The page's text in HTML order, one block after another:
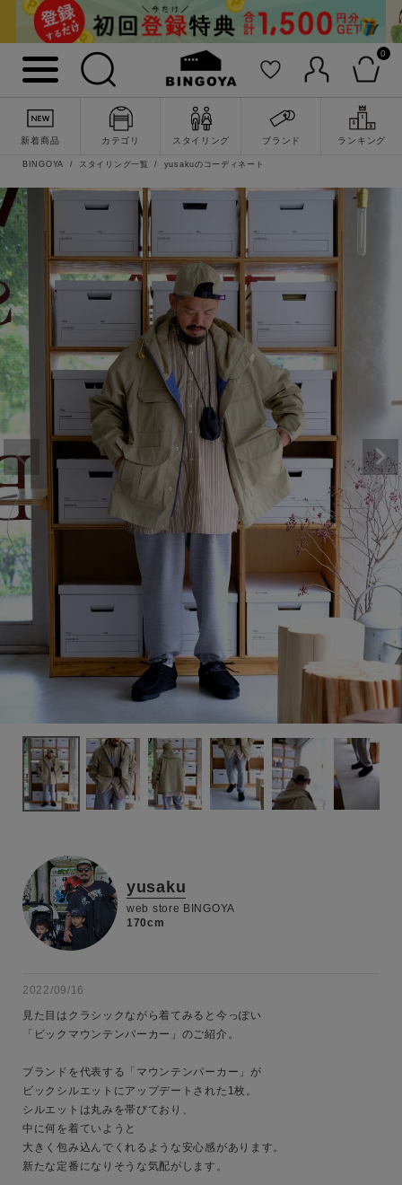
0
新着商品 カテゴリ スタイリング ブランド ランキング
詳細検索
キーワード
BINGOYA スタイリング一覧 yusakuのコーディネート
yusaku
web store BINGOYA
170cm
2022/09/16
見た目はクラシックながら着てみると今っぽい
「ビックマウンテンパーカー」のご紹介。
ブランドを代表する「マウンテンパーカー」が
ビックシルエットにアップデートされた1枚。
シルエットは丸みを帯びており、
中に何を着ていようと
大きく包み込んでくれるような安心感があります。
新たな定番になりそうな気配がします。